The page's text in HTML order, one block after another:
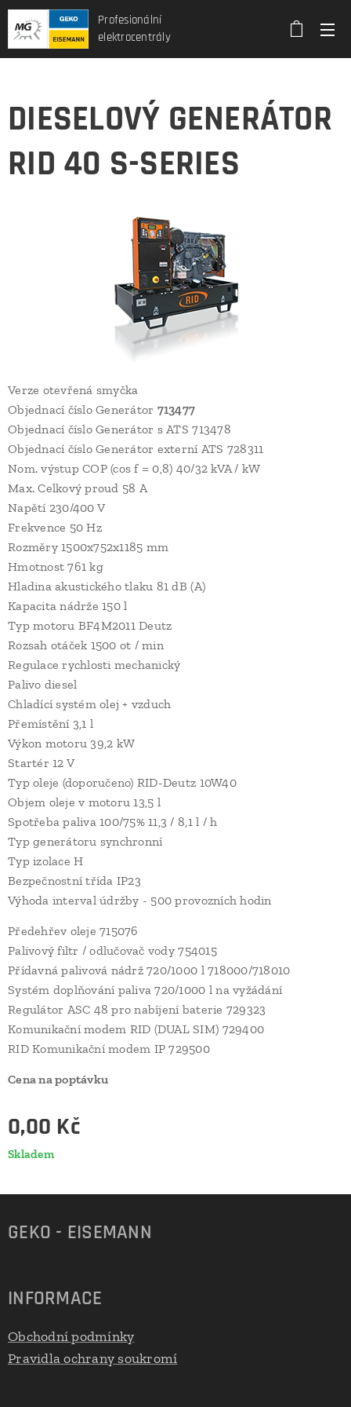
Profesionální
elektrocentrály
DIESELOVÝ GENERÁTOR
RID 40 S-SERIES
Verze otevřená smyčka
Objednací číslo Generátor 713477
Objednací číslo Generátor s ATS 713478
Objednací číslo Generátor externí ATS 728311
Nom. výstup COP (cos f = 0,8) 40/32 kVA / kW
Max. Celkový proud 58 A
Napětí 230/400 V
Frekvence 50 Hz
Rozměry 1500x752x1185 mm
Hmotnost 761 kg
Hladina akustického tlaku 81 dB (A)
Kapacita nádrže 150 l
Typ motoru BF4M2011 Deutz
Rozsah otáček 1500 ot / min
Regulace rychlosti mechanický
Palivo diesel
Chladící systém olej + vzduch
Přemístění 3,1 l
Výkon motoru 39,2 kW
Startér 12 V
Typ oleje (doporučeno) RID-Deutz 10W40
Objem oleje v motoru 13,5 l
Spotřeba paliva 100/75% 11,3 / 8,1 l / h
Typ generátoru synchronní
Typ izolace H
Bezpečnostní třída IP23
Výhoda interval údržby - 500 provozních hodin
Předehřev oleje 715076
Palivový filtr / odlučovač vody 754015
Přídavná palivová nádrž 720/1000 l 718000/718010
Systém doplňování paliva 720/1000 l na vyžádání
Regulátor ASC 48 pro nabíjení baterie 729323
Komunikační modem RID (DUAL SIM) 729400
RID Komunikační modem IP 729500
Cena na poptávku
0,00 Kč
Skladem
GEKO - EISEMANN
INFORMACE
Obchodní podmínky
Pravidla ochrany soukromí